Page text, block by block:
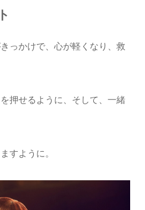
っかけで、心が軽くなり、救
押せるように、そして、一緒
すように。